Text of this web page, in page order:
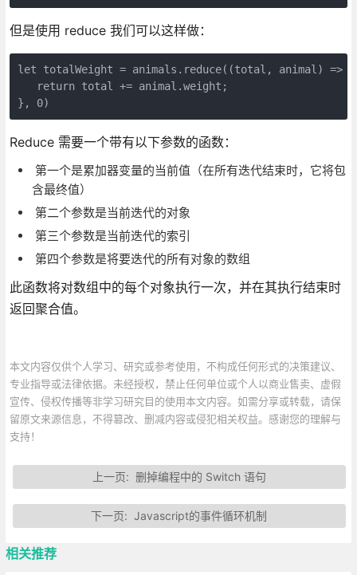
但是使用 reduce 我们可以这样做：
let totalWeight = animals.reduce((total, animal) => {
   return total += animal.weight;
}, 0)
Reduce 需要一个带有以下参数的函数：
第一个是累加器变量的当前值（在所有迭代结束时，它将包
含最终值）
第二个参数是当前迭代的对象
第三个参数是当前迭代的索引
第四个参数是将要迭代的所有对象的数组
此函数将对数组中的每个对象执行一次，并在其执行结束时
返回聚合值。
本文内容仅供个人学习、研究或参考使用，不构成任何形式的决策建议、
专业指导或法律依据。未经授权，禁止任何单位或个人以商业售卖、虚假
宣传、侵权传播等非学习研究目的使用本文内容。如需分享或转载，请保
留原文来源信息，不得篡改、删减内容或侵犯相关权益。感谢您的理解与
支持！
上一页: 删掉编程中的 Switch 语句
下一页:Javascript的事件循环机制
相关推荐